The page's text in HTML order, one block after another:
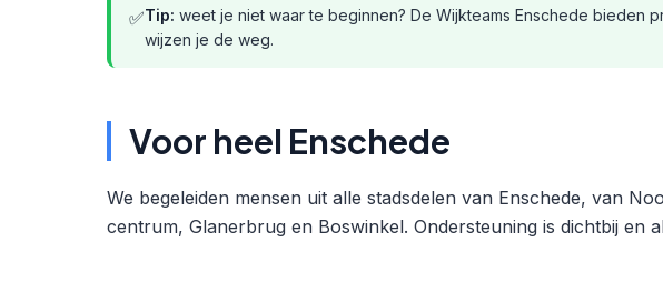
✅Tip: weet je niet waar te beginnen? De Wijkteams Enschede bieden
wijzen je de weg.
Voor heel Enschede
We begeleiden mensen uit alle stadsdelen van Enschede, van
centrum, Glanerbrug en Boswinkel. Ondersteuning is dichtbij en